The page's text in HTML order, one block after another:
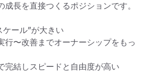
成長を直接つくるポジションです。
ール”が大きい
行〜改善までオーナーシップをもっ
完結しスピードと自由度が高い